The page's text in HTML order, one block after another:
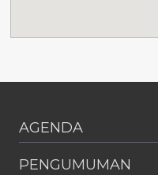
AGENDA
PENGUMUMAN